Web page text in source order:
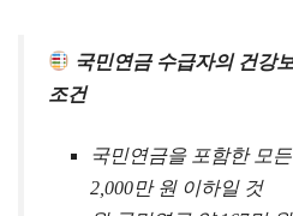
국민연금 수급자의 건강
조건
국민연금을 포함한 모
2,000만 원 이하일 것